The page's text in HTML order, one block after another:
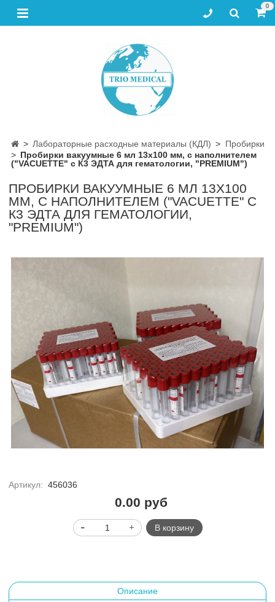
0
Лабораторные расходные материалы (КДЛ)
Пробирки
Пробирки вакуумные 6 мл 13х100 мм, с наполнителем
("VACUETTE" с К3 ЭДТА для гематологии, "PREMIUM")
ПРОБИРКИ ВАКУУМНЫЕ 6 МЛ 13Х100
ММ, С НАПОЛНИТЕЛЕМ ("VACUETTE" С
К3 ЭДТА ДЛЯ ГЕМАТОЛОГИИ,
"PREMIUM")
Артикул: 456036
0.00 руб
В корзину
Описание